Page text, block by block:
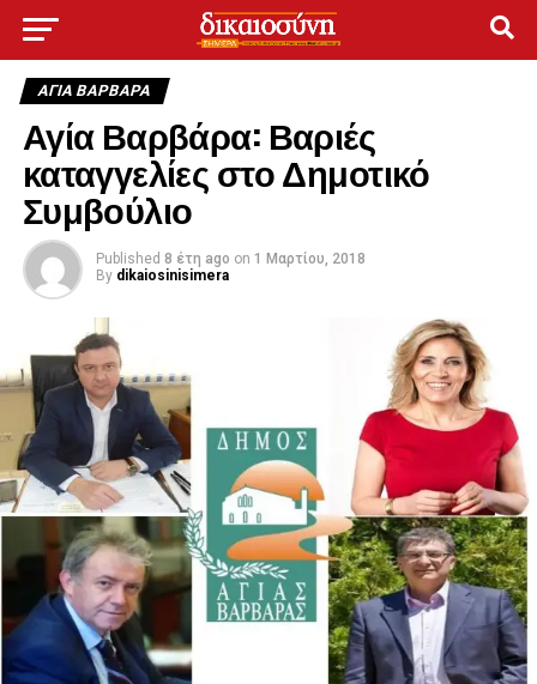
ΑΓΙΑ ΒΑΡΒΑΡΑ
Αγία Βαρβάρα: Βαριές
καταγγελίες στο Δημοτικό
Συμβούλιο
Published 8 έτη ago on 1 Μαρτίου, 2018
By dikaiosinisimera